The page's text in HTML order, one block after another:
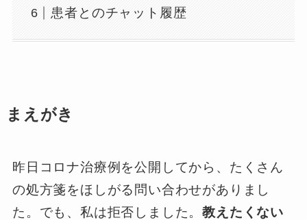
患者とのチャット履歴
まえがき
昨日コロナ治療例を公開してから、たくさん
の処方箋をほしがる問い合わせがありまし
た。でも、私は拒否しました。教えたくない